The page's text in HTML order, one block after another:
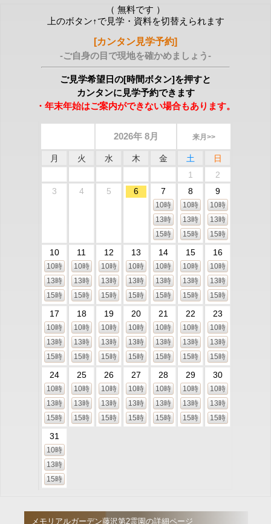
（ 無料です ）
上のボタン↑で見学・資料を切替えられます
[カンタン見学予約]
-ご自身の目で現地を確かめましょう-
ご見学希望日の[時間ボタン]を押すと
カンタンに見学予約できます
・年末年始はご案内ができない場合もあります。
2026年 8月 来月>>
月 火 水 木 金 土
日
1
2
3
4 5 6 7
10時
13時
15時
8
10時
13時
15時
9
10時
13時
15時
10
10時
13時
15時
11
10時
13時
15時
12
10時
13時
15時
13
10時
13時
15時
14
10時
13時
15時
15
10時
13時
15時
16
10時
13時
15時
17
10時
13時
15時
18
10時
13時
15時
19
10時
13時
15時
20
10時
13時
15時
21
10時
13時
15時
22
10時
13時
15時
23
10時
13時
15時
24
10時
13時
15時
25
10時
13時
15時
26
10時
13時
15時
27
10時
13時
15時
28
10時
13時
15時
29
10時
13時
15時
30
10時
13時
15時
31
10時
13時
15時
メモリアルガーデン藤沢第2霊園の詳細ページ